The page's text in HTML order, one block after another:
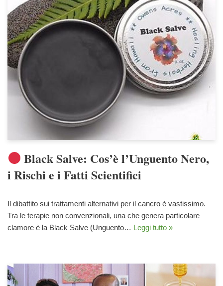
Black Salve: Cos’è l’Unguento Nero,
i Rischi e i Fatti Scientifici
Il dibattito sui trattamenti alternativi per il cancro è vastissimo.
Tra le terapie non convenzionali, una che genera particolare
clamore è la Black Salve (Unguento… Leggi tutto »